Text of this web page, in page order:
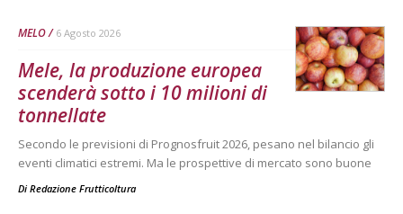
MELO 6 Agosto 2026
Mele, la produzione europea
scenderà sotto i 10 milioni di
tonnellate
Secondo le previsioni di Prognosfruit 2026, pesano nel bilancio gli
eventi climatici estremi. Ma le prospettive di mercato sono buone
Di Redazione Frutticoltura